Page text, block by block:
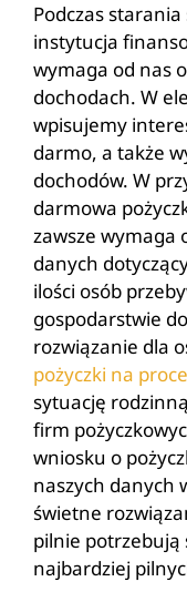
Podczas
instytucja
wymaga od nas
dochodach. W
wpisujemy
darmo, a także
dochodów. W
darmowa
zawsze wymaga
danych
ilości osób
gospodarstwie
rozwiązanie dla
pożyczki na
sytuację
firm
wniosku o
naszych danych
świetne
pilnie potrzebują
najbardziej